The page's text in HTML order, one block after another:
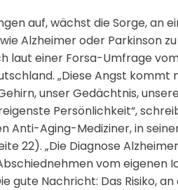
auf, wächst die Sorge, an
Alzheimer oder Parkinson
laut einer Forsa-Umfrage
„Diese Angst kommt
unser Gedächtnis,
Persönlichkeit“,
Anti-Aging-Mediziner, in
22). „Die Diagnose
vom eigenen
gute Nachricht: Das Risiko, an